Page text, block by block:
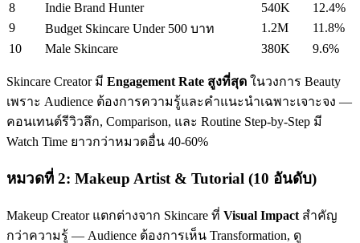
8
Indie Brand Hunter 540K
12.4%
9
Budget Skincare Under 500 บาท 1.2M
11.8%
10
Male Skincare 380K 9.6%
Skincare Creator มี Engagement Rate สูงที่สุด ในวงการ Beauty
เพราะ Audience ต้องการความรู้และคำแนะนำเฉพาะเจาะจง —
คอนเทนต์รีวิวลึก, Comparison, และ Routine Step-by-Step มี
Watch Time ยาวกว่าหมวดอื่น 40-60%
หมวดที่ 2: Makeup Artist & Tutorial (10 อันดับ)
Makeup Creator แตกต่างจาก Skincare ที่ Visual Impact สำคัญ
กว่าความรู้ — Audience ต้องการเห็น Transformation, ดู